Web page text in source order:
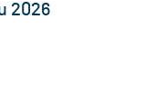
2026